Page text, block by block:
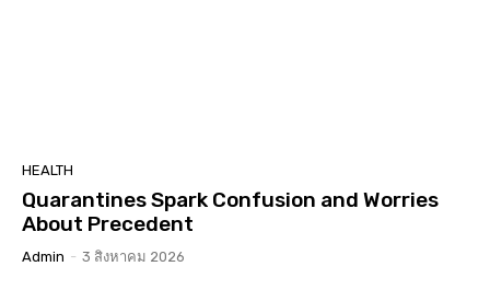
HEALTH
Quarantines Spark Confusion and Worries
About Precedent
Admin - 3 สิงหาคม 2026